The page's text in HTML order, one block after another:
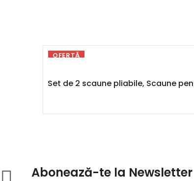
OFERTĂ
Set de 2 scaune pliabile, Scaune
Abonează-te la Newsletter